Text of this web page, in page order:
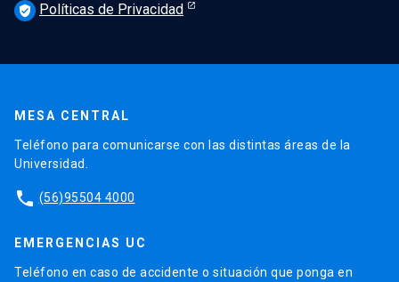
verified_user Políticas de Privacidad
MESA CENTRAL
Teléfono para comunicarse con las distintas áreas de la
Universidad.
phone (56)95504 4000
EMERGENCIAS UC
Teléfono en caso de accidente o situación que ponga en